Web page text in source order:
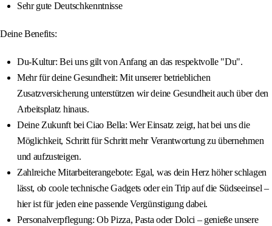
Sehr gute Deutschkenntnisse
Deine Benefits:
Du-Kultur: Bei uns gilt von Anfang an das respektvolle "Du".
Mehr für deine Gesundheit: Mit unserer betrieblichen
Zusatzversicherung unterstützen wir deine Gesundheit auch über den
Arbeitsplatz hinaus.
Deine Zukunft bei Ciao Bella: Wer Einsatz zeigt, hat bei uns die
Möglichkeit, Schritt für Schritt mehr Verantwortung zu übernehmen
und aufzusteigen.
Zahlreiche Mitarbeiterangebote: Egal, was dein Herz höher schlagen
lässt, ob coole technische Gadgets oder ein Trip auf die Südseeinsel –
hier ist für jeden eine passende Vergünstigung dabei.
Personalverpflegung: Ob Pizza, Pasta oder Dolci – genieße unsere